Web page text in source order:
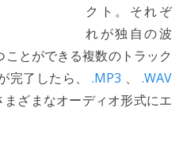
クト。それぞ
れが独自の波
とができる複数のトラック
完了したら、.MP3 、.WAV
ざまなオーディオ形式にエ